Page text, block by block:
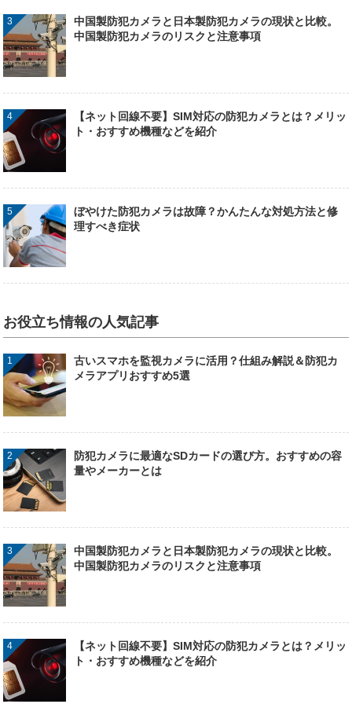
中国製防犯カメラと日本製防犯カメラの現状と比較。
中国製防犯カメラのリスクと注意事項
【ネット回線不要】SIM対応の防犯カメラとは？メリッ
ト・おすすめ機種などを紹介
ぼやけた防犯カメラは故障？かんたんな対処方法と修
理すべき症状
お役立ち情報の人気記事
古いスマホを監視カメラに活用？仕組み解説＆防犯カ
メラアプリおすすめ5選
防犯カメラに最適なSDカードの選び方。おすすめの容
量やメーカーとは
中国製防犯カメラと日本製防犯カメラの現状と比較。
中国製防犯カメラのリスクと注意事項
【ネット回線不要】SIM対応の防犯カメラとは？メリッ
ト・おすすめ機種などを紹介